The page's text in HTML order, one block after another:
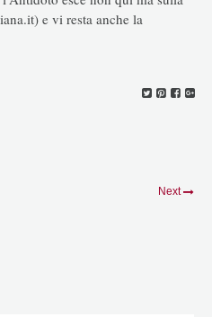
e vi resta anche la
Next